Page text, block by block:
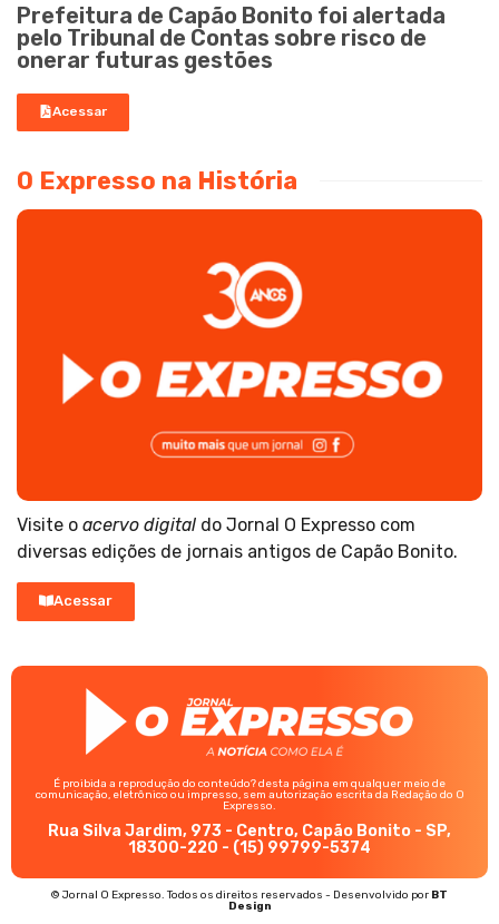
Prefeitura de Capão Bonito foi alertada
pelo Tribunal de Contas sobre risco de
onerar futuras gestões
Acessar
O Expresso na História
Visite o acervo digital do Jornal O Expresso com
diversas edições de jornais antigos de Capão Bonito.
Acessar
É proibida a reprodução do conteúdo? desta página em qualquer meio de
comunicação, eletrônico ou impresso, sem autorização escrita da Redação do O
Expresso.
Rua Silva Jardim, 973 - Centro, Capão Bonito - SP,
18300-220 - (15) 99799-5374
© Jornal O Expresso. Todos os direitos reservados - Desenvolvido por BT
Design